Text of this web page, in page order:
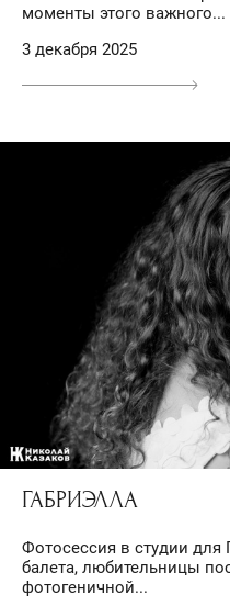
моменты этого важного...
3 декабря 2025
ГАБРИЭЛЛА
Фотосессия в студии
балета, любительницы
фотогеничной...